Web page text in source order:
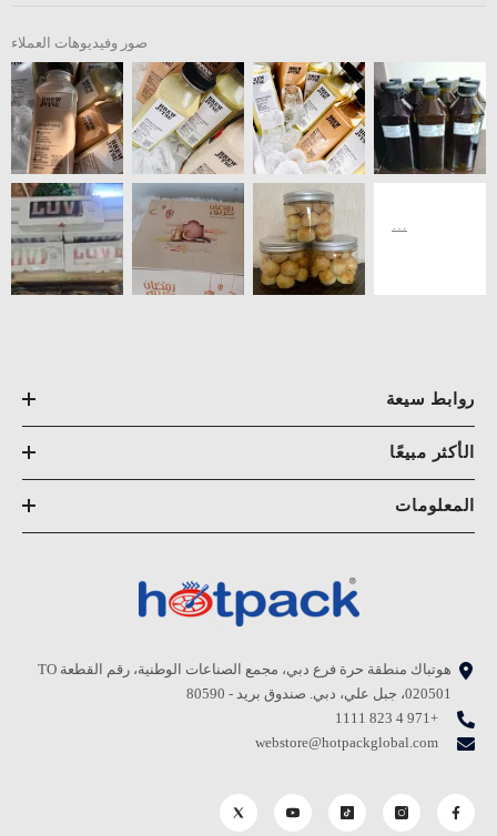
صور وفيديوهات العملاء
روابط سيعة
الأكثر مبيعًا
المعلومات
هوتباك منطقة حرة فرع دبي، مجمع الصناعات الوطنية، رقم القطعة TO
020501، جبل علي، دبي. صندوق بريد - 80590
+971 4 823 1111
webstore@hotpackglobal.com